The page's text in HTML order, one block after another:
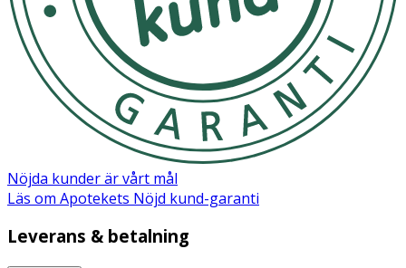
Nöjda kunder är vårt mål
Läs om Apotekets Nöjd kund-garanti
Leverans & betalning